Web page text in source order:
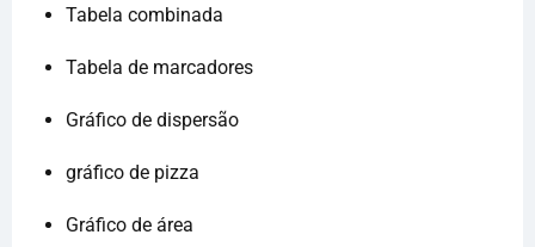
Tabela combinada
Tabela de marcadores
Gráfico de dispersão
gráfico de pizza
Gráfico de área